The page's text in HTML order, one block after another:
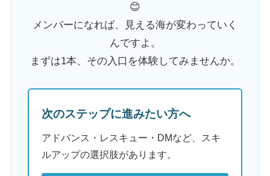
😊
メンバーになれば、見える海が変わっていく
んですよ。
まずは1本、その入口を体験してみませんか。
次のステップに進みたい方へ
アドバンス・レスキュー・DMなど、スキ
ルアップの選択肢があります。